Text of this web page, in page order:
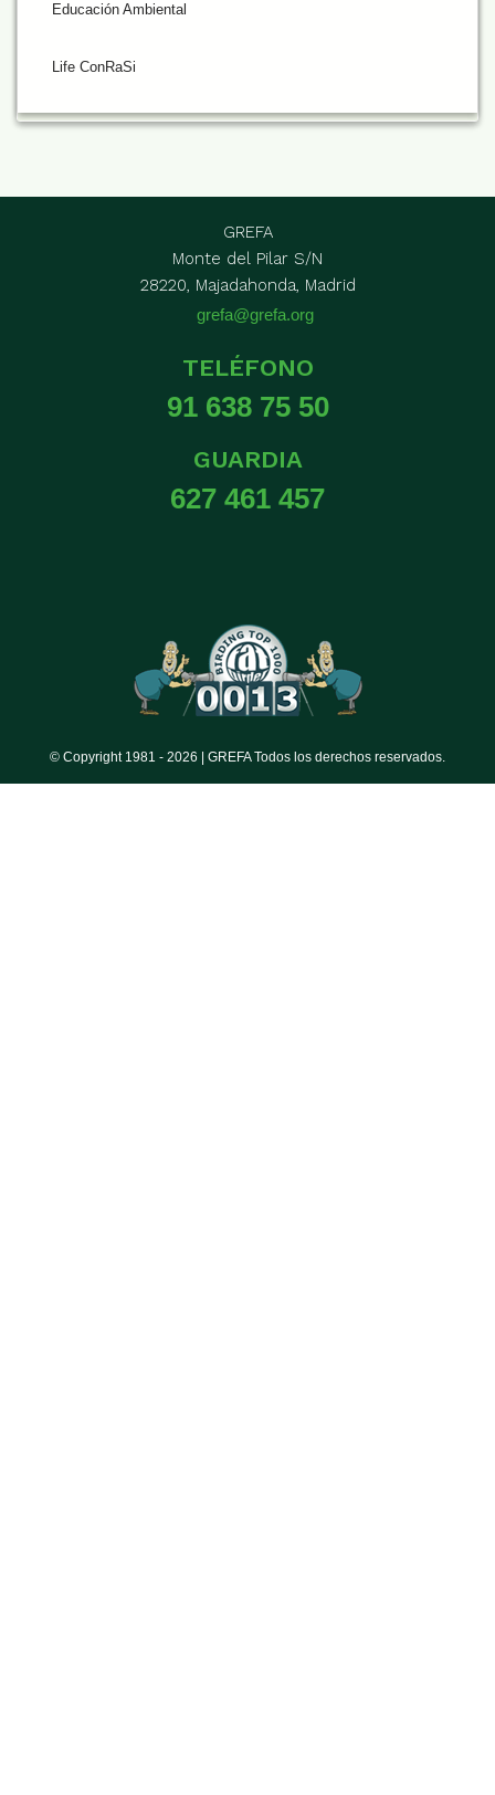
Educación Ambiental
Life ConRaSi
GREFA
Monte del Pilar S/N
28220, Majadahonda, Madrid
grefa@grefa.org
TELÉFONO
91 638 75 50
GUARDIA
627 461 457
© Copyright 1981 - 2026 | GREFA Todos los derechos reservados.